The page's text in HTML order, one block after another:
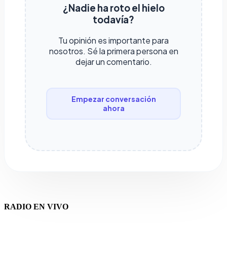
¿Nadie ha roto el hielo
todavía?
Tu opinión es importante para
nosotros. Sé la primera persona en
dejar un comentario.
Empezar conversación
ahora
RADIO EN VIVO